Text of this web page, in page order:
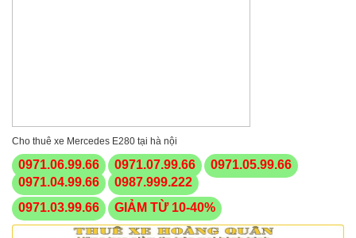
Cho thuê xe Mercedes E280 tại hà nội
0971.06.99.66 0971.07.99.66
0971.05.99.66
0971.04.99.66
0987.999.222
0971.03.99.66
GIẢM TỪ 10-40%